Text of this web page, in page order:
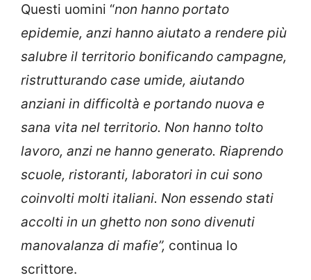
Questi uomini “non hanno portato
epidemie, anzi hanno aiutato a rendere più
salubre il territorio bonificando campagne,
ristrutturando case umide, aiutando
anziani in difficoltà e portando nuova e
sana vita nel territorio. Non hanno tolto
lavoro, anzi ne hanno generato. Riaprendo
scuole, ristoranti, laboratori in cui sono
coinvolti molti italiani. Non essendo stati
accolti in un ghetto non sono divenuti
manovalanza di mafie”, continua lo
scrittore.